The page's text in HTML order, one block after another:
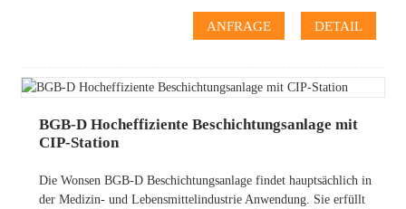
ANFRAGE DETAIL
BGB-D Hocheffiziente Beschichtungsanlage mit
CIP-Station
Die Wonsen BGB-D Beschichtungsanlage findet hauptsächlich in
der Medizin- und Lebensmittelindustrie Anwendung. Sie erfüllt